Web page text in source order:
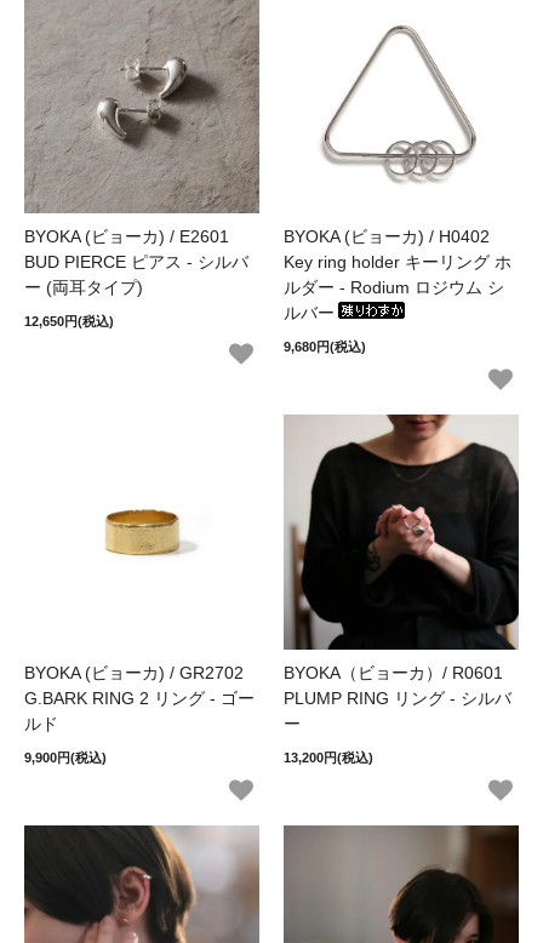
BYOKA (ビョーカ) / E2601
BUD PIERCE ピアス - シルバ
ー (両耳タイプ)
12,650円(税込)
BYOKA (ビョーカ) / H0402
Key ring holder キーリング ホ
ルダー - Rodium ロジウム シ
ルバー
9,680円(税込)
BYOKA (ビョーカ) / GR2702
G.BARK RING 2 リング - ゴー
ルド
9,900円(税込)
BYOKA（ビョーカ）/ R0601
PLUMP RING リング - シルバ
ー
13,200円(税込)